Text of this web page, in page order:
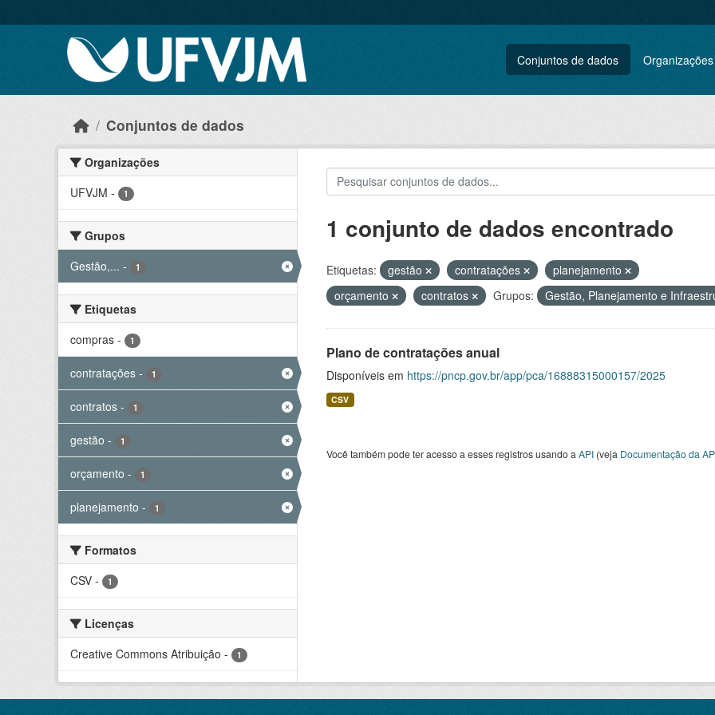
Conjuntos de dados Organizações
Conjuntos de dados
Organizações
UFVJM - 1
Grupos
Gestão,... - 1
Etiquetas
compras - 1
contratações - 1
contratos - 1
gestão - 1
orçamento - 1
planejamento - 1
Formatos
CSV - 1
Licenças
Creative Commons Atribuição - 1
1 conjunto de dados encontrado
Etiquetas: gestão contratações
planejamento
orçamento
contratos Grupos: Gestão, Planejamento e
Plano de contratações anual
Disponíveis em https://pncp.gov.br/app/pca/16888315000157/2025
CSV
Você também pode ter acesso a esses registros usando a API(veja Documentação da